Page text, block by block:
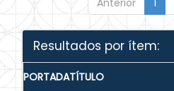
Anterior 1
Resultados por ítem:
PORTADATÍTULO